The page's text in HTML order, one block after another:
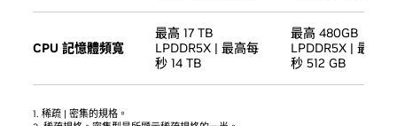
CPU 記憶體頻寬
最高 17 TB
LPDDR5X | 最高每
秒 14 TB
最高 480GB
LPDDR5X | 最高每
秒 512 GB
1. 稀疏 | 密集的規格。